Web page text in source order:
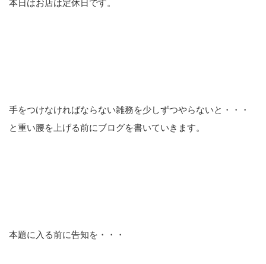
本日はお店は定休日です。
手をつけなければならない雑務を少しずつやらないと・・・
と重い腰を上げる前にブログを書いていきます。
本題に入る前に告知を・・・